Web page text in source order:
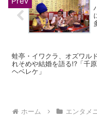
蛙亭・イワクラ、オズワル
れそめや結婚を語る!?「千
ヘベレケ」
ホーム エンタメ